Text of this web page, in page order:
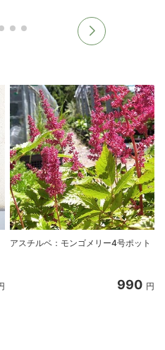
アスチルベ：モンゴメリー4号ポット
990 円